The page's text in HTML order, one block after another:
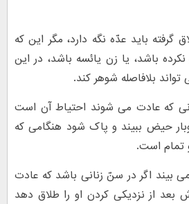
باید عدّه نگه دارد، مگر این که
باشد، یا زن یائسه باشد، در این
بلافاصله شوهر کند.
که عادت مى شوند احتیاط آن است
حیض ببیند و پاک شود هنگامى که
تمام است.
بیند اگر در سنّ زنانى باشد که عادت
بعد از نزدیکى کردن او را طلاق دهد